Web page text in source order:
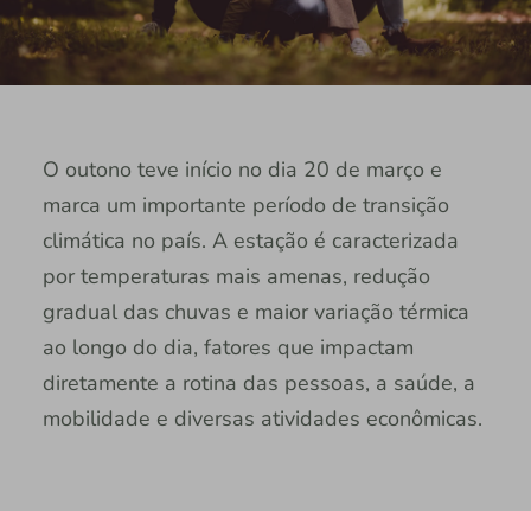
O outono teve início no dia 20 de março e
marca um importante período de transição
climática no país. A estação é caracterizada
por temperaturas mais amenas, redução
gradual das chuvas e maior variação térmica
ao longo do dia, fatores que impactam
diretamente a rotina das pessoas, a saúde, a
mobilidade e diversas atividades econômicas.